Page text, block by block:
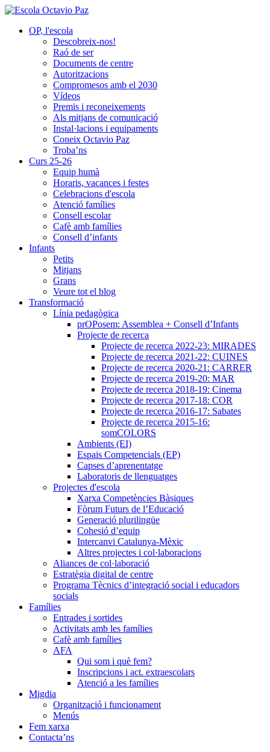
OP, l'escola
Descobreix-nos!
Raó de ser
Documents de centre
Autoritzacions
Compromesos amb el 2030
Vídeos
Premis i reconeixements
Als mitjans de comunicació
Instal·lacions i equipaments
Coneix Octavio Paz
Troba’ns
Curs 25-26
Equip humà
Horaris, vacances i festes
Celebracions d'escola
Atenció famílies
Consell escolar
Cafè amb famílies
Consell d’infants
Infants
Petits
Mitjans
Grans
Veure tot el blog
Transformació
Línia pedagògica
prOPosem: Assemblea + Consell d’Infants
Projecte de recerca
Projecte de recerca 2022-23: MIRADES
Projecte de recerca 2021-22: CUINES
Projecte de recerca 2020-21: CARRER
Projecte de recerca 2019-20: MAR
Projecte de recerca 2018-19: Cinema
Projecte de recerca 2017-18: COR
Projecte de recerca 2016-17: Sabates
Projecte de recerca 2015-16:
somCOLORS
Ambients (EI)
Espais Competencials (EP)
Capses d’aprenentatge
Laboratoris de llenguatges
Projectes d'escola
Xarxa Competències Bàsiques
Fòrum Futurs de l’Educació
Generació plurilingüe
Cohesió d’equip
Intercanvi Catalunya-Mèxic
Altres projectes i col·laboracions
Aliances de col·laboració
Estratègia digital de centre
Programa Tècnics d’integració social i educadors
socials
Famílies
Entrades i sortides
Activitats amb les famílies
Cafè amb famílies
AFA
Qui som i què fem?
Inscripcions i act. extraescolars
Atenció a les famílies
Migdia
Organització i funcionament
Menús
Fem xarxa
Contacta’ns